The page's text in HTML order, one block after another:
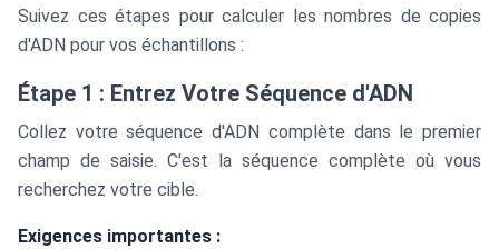
Suivez ces étapes pour calculer les nombres de copies
d'ADN pour vos échantillons :
Étape 1 : Entrez Votre Séquence d'ADN
Collez votre séquence d'ADN complète dans le premier
champ de saisie. C'est la séquence complète où vous
recherchez votre cible.
Exigences importantes :